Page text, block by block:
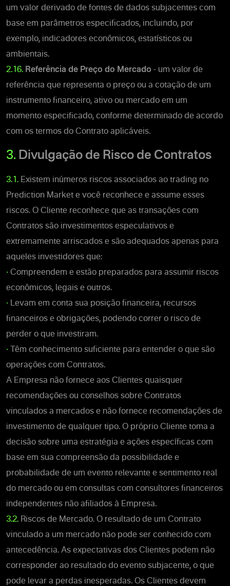
um valor derivado de fontes de dados subjacentes com
base em parâmetros especificados, incluindo, por
exemplo, indicadores econômicos, estatísticos ou
ambientais.
2.16. Referência de Preço do Mercado - um valor de
referência que representa o preço ou a cotação de um
instrumento financeiro, ativo ou mercado em um
momento especificado, conforme determinado de acordo
com os termos do Contrato aplicáveis.
3. Divulgação de Risco de Contratos
3.1. Existem inúmeros riscos associados ao trading no
Prediction Market e você reconhece e assume esses
riscos. O Cliente reconhece que as transações com
Contratos são investimentos especulativos e
extremamente arriscados e são adequados apenas para
aqueles investidores que:
• Compreendem e estão preparados para assumir riscos
econômicos, legais e outros.
• Levam em conta sua posição financeira, recursos
financeiros e obrigações, podendo correr o risco de
perder o que investiram.
•
Têm conhecimento suficiente para entender o que são
operações com Contratos.
A Empresa não fornece aos Clientes quaisquer
recomendações ou conselhos sobre Contratos
vinculados a mercados e não fornece recomendações de
investimento de qualquer tipo. O próprio Cliente toma a
decisão sobre uma estratégia e ações específicas com
base em sua compreensão da possibilidade e
probabilidade de um evento relevante e sentimento real
do mercado ou em consultas com consultores financeiros
independentes não afiliados à Empresa.
3.2. Riscos de Mercado. O resultado de um Contrato
vinculado a um mercado não pode ser conhecido com
antecedência. As expectativas dos Clientes podem não
corresponder ao resultado do evento subjacente, o que
pode levar a perdas inesperadas. Os Clientes devem